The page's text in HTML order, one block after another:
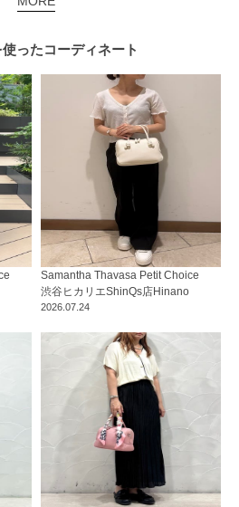
使ったコーディネート
2026.07.24
Samantha Thavasa Petit Choice
渋谷ヒカリエShinQs店Hinano